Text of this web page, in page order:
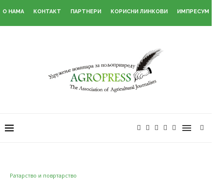
О НАМА КОНТАКТ ПАРТНЕРИ КОРИСНИ ЛИНКОВИ ИМПРЕСУМ
Ратарство и повртарство